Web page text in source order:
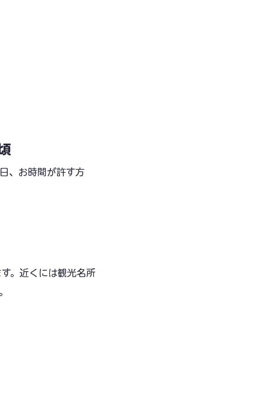
、 お時間が許す方
。​近くには観光名所